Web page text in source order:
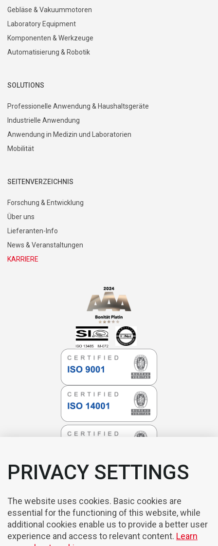
Gebläse & Vakuummotoren
Laboratory Equipment
Komponenten & Werkzeuge
Automatisierung & Robotik
SOLUTIONS
Professionelle Anwendung & Haushaltsgeräte
Industrielle Anwendung
Anwendung in Medizin und Laboratorien
Mobilität
SEITENVERZEICHNIS
Forschung & Entwicklung
Über uns
Lieferanten-Info
News & Veranstaltungen
KARRIERE
PRIVACY SETTINGS
The website uses cookies. Basic cookies are
essential for the functioning of this website, while
additional cookies enable us to provide a better user
experience and access to relevant content. Learn